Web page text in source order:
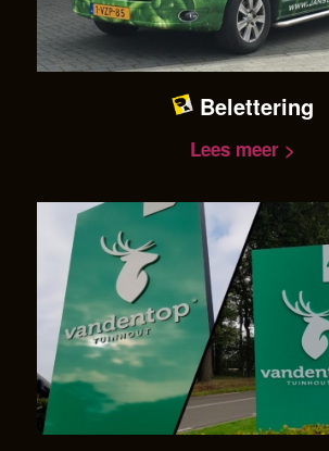
Belettering
Lees meer >